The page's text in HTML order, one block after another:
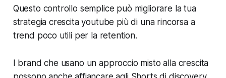
Questo controllo semplice può migliorare la tua
strategia crescita youtube più di una rincorsa a
trend poco utili per la retention.
I brand che usano un approccio misto alla crescita